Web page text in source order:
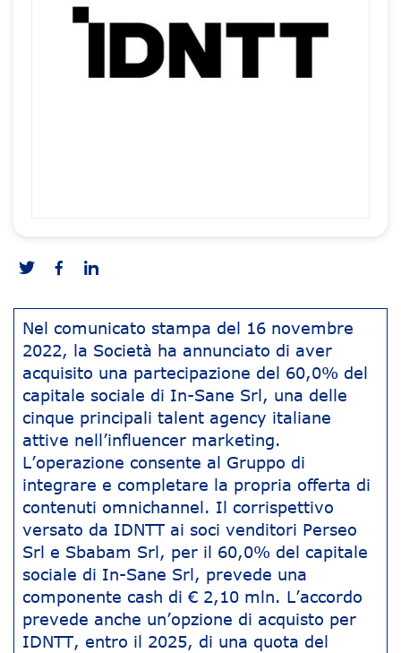
Nel comunicato stampa del 16 novembre
2022, la Società ha annunciato di aver
acquisito una partecipazione del 60,0% del
capitale sociale di In-Sane Srl, una delle
cinque principali talent agency italiane
attive nell’influencer marketing.
L’operazione consente al Gruppo di
integrare e completare la propria offerta di
contenuti omnichannel. Il corrispettivo
versato da IDNTT ai soci venditori Perseo
Srl e Sbabam Srl, per il 60,0% del capitale
sociale di In-Sane Srl, prevede una
componente cash di € 2,10 mln. L’accordo
prevede anche un’opzione di acquisto per
IDNTT, entro il 2025, di una quota del